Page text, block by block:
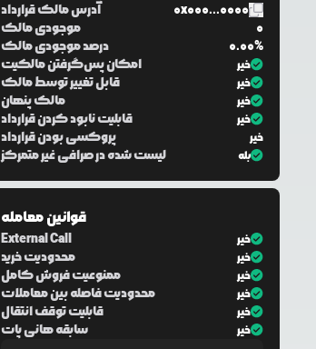
آدرس مالک قرارداد
0x000...0000
موجودی مالک
0
درصد موجودی مالک
0.00%
امکان پس‌گرفتن مالکیت
خیر
قابل تغییر توسط مالک خیر
مالک پنهان خیر
قابلیت نابود کردن قرارداد خیر
پروکسی بودن قرارداد خیر
لیست شده در صرافی غیر متمرکز بله
قوانین معامله
External Call خیر
محدودیت خرید خیر
ممنوعیت فروش کامل خیر
محدودیت فاصله بین معاملات خیر
قابلیت توقف انتقال خیر
سابقه هانی پات خیر